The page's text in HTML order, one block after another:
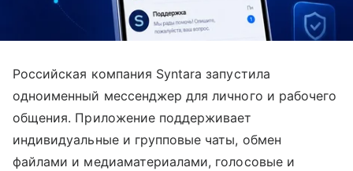
Российская компания Syntara запустила
одноименный мессенджер для личного и рабочего
общения. Приложение поддерживает
индивидуальные и групповые чаты, обмен
файлами и медиаматериалами, голосовые и